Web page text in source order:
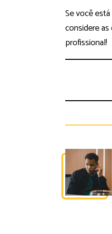
Se você
considere
profissional!